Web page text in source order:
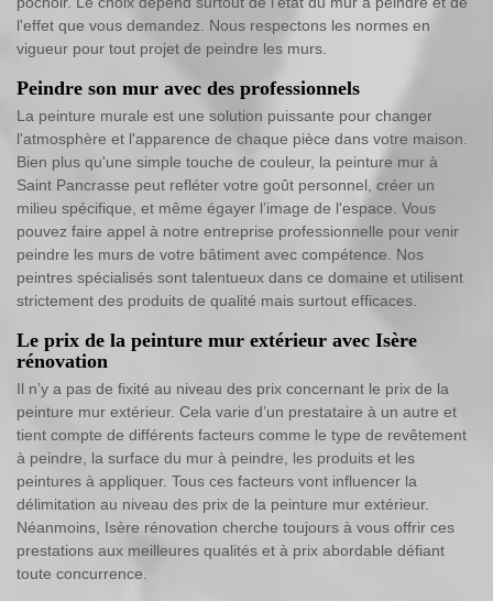
l'effet que vous demandez. Nous respectons les normes en
vigueur pour tout projet de peindre les murs.
Peindre son mur avec des professionnels
La peinture murale est une solution puissante pour changer
l'atmosphère et l'apparence de chaque pièce dans votre maison.
Bien plus qu'une simple touche de couleur, la peinture mur à
Saint Pancrasse peut refléter votre goût personnel, créer un
milieu spécifique, et même égayer l’image de l'espace. Vous
pouvez faire appel à notre entreprise professionnelle pour venir
peindre les murs de votre bâtiment avec compétence. Nos
peintres spécialisés sont talentueux dans ce domaine et utilisent
strictement des produits de qualité mais surtout efficaces.
Le prix de la peinture mur extérieur avec Isère
rénovation
Il n’y a pas de fixité au niveau des prix concernant le prix de la
peinture mur extérieur. Cela varie d’un prestataire à un autre et
tient compte de différents facteurs comme le type de revêtement
à peindre, la surface du mur à peindre, les produits et les
peintures à appliquer. Tous ces facteurs vont influencer la
délimitation au niveau des prix de la peinture mur extérieur.
Néanmoins, Isère rénovation cherche toujours à vous offrir ces
prestations aux meilleures qualités et à prix abordable défiant
toute concurrence.